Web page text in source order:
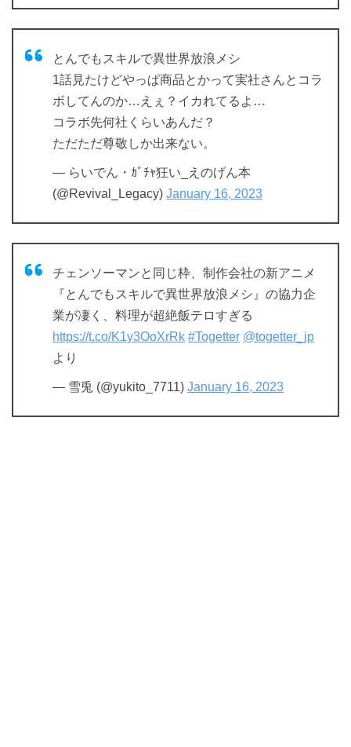
とんでもスキルで異世界放浪メシ
1話見たけどやっぱ商品とかって実社さんとコラ
ボしてんのか…えぇ？イカれてるよ…
コラボ先何社くらいあんだ？
ただただ尊敬しか出来ない。
— らいでん・ｶﾞﾁｬ狂い_えのげん本
(@Revival_Legacy) January 16, 2023
チェンソーマンと同じ枠、制作会社の新アニメ
『とんでもスキルで異世界放浪メシ』の協力企
業が凄く、料理が超絶飯テロすぎる
https://t.co/K1y3OoXrRk #Togetter @togetter_jp
より
— 雪兎 (@yukito_7711) January 16, 2023